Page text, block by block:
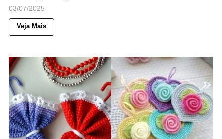
03/07/2025
Veja Mais